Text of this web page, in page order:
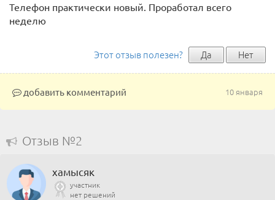
Телефон практически новый. Проработал всего
неделю
Этот отзыв полезен? Да Нет
10 января
добавить комментарий
Отзыв №2
хамысяк
участник
нет решений